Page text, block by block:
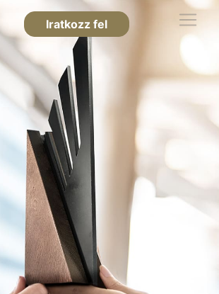
Iratkozz fel